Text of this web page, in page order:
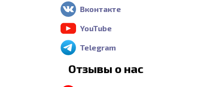
Вконтакте
YouTube
Telegram
Отзывы о нас